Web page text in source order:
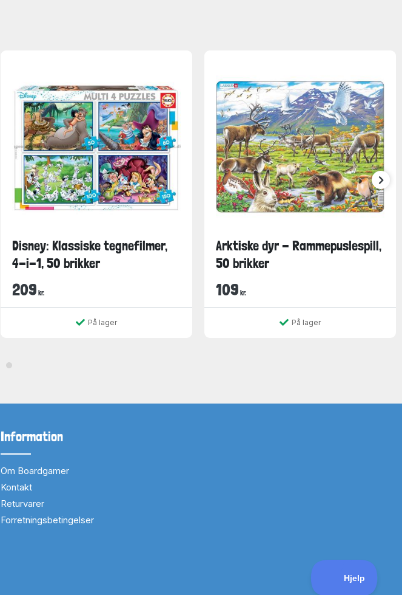
Disney: Klassiske tegnefilmer,
4-i-1, 50 brikker
209 kr.
På lager
Arktiske dyr - Rammepuslespill,
50 brikker
109 kr.
På lager
Information
Om Boardgamer
Kontakt
Returvarer
Forretningsbetingelser